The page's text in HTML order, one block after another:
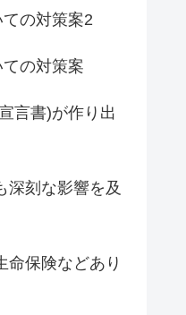
ての対策案2
ての対策案
言書)が作り出
深刻な影響を及
命保険などあり